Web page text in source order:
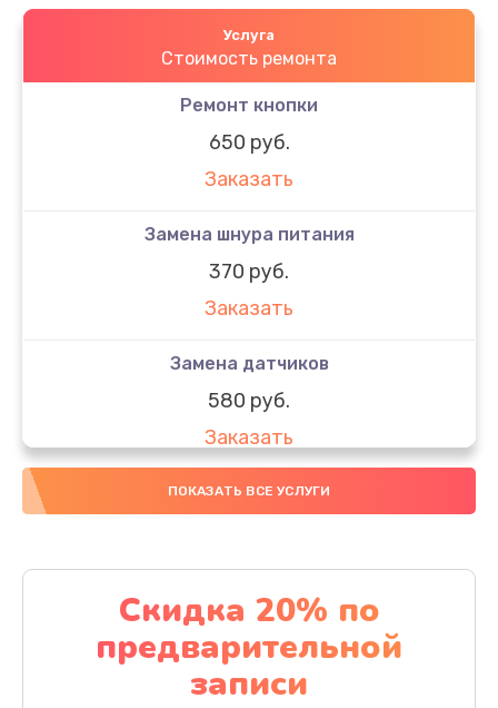
Услуга
Стоимость ремонта
Ремонт кнопки
650 руб.
Заказать
Замена шнура питания
370 руб.
Заказать
Замена датчиков
580 руб.
Заказать
Комплексная чистка
Заказать
Замена дисплея (экрана)
2000 руб.
Заказать
ПОКАЗАТЬ ВСЕ УСЛУГИ
Скидка 20% по
предварительной
записи